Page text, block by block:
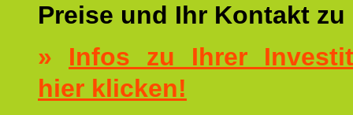
Preise und Ihr Kontakt
» Infos zu Ihrer
hier klicken!